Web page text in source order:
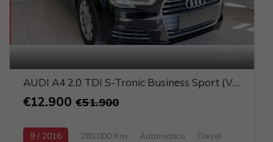
AUDI A4 2.0 TDI S-Tronic Business Sport (VIRTUAL+FARI FULL LED+NAVI)
€12.900 €51.900
9 / 2016 280.000 Km Automatico
Diesel